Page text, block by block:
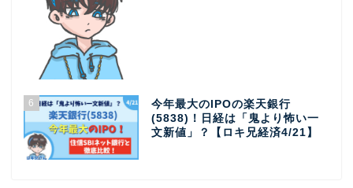
6
今年最大のIPOの楽天銀行
(5838)！日経は「鬼より怖い一
文新値」？【ロキ兄経済4/21】